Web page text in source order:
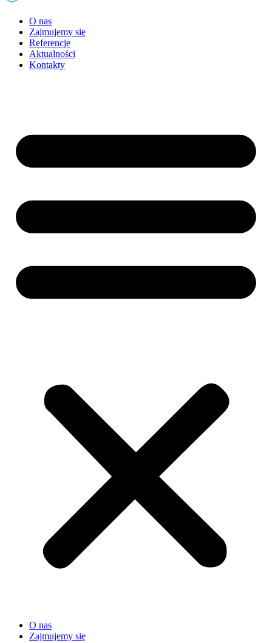
O nas
Zajmujemy się
Referencje
Aktualności
Kontakty
O nas
Zajmujemy się